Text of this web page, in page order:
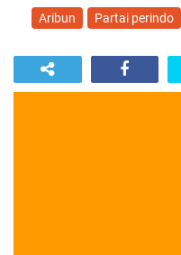
Aribun Partai perindo